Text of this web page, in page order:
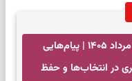
فال انبیا امروز دوشنبه ۱۹ مرداد ۱۴۰۵ | پیام‌هایی
در انتخاب‌ها و حفظ